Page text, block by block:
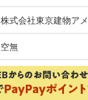
株式会社東京建物ア
空無